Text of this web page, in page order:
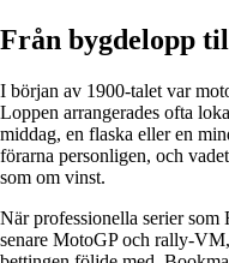
Från bygdelopp
I början av 1900-talet var
Loppen arrangerades ofta
middag, en flaska eller en
förarna personligen, och
som om vinst.
När professionella serier som
senare MotoGP och rally-